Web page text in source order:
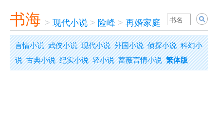
书海 > 现代小说 > 险峰 > 再婚家庭
言情小说 武侠小说 现代小说 外国小说 侦探小说 科幻小
说 古典小说 纪实小说 轻小说 蔷薇言情小说 繁体版